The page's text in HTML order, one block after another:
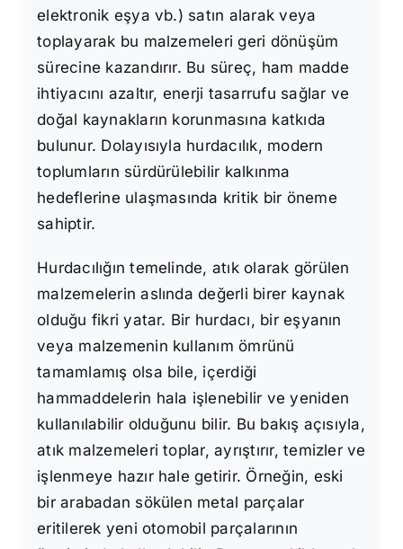
elektronik eşya vb.) satın alarak veya
toplayarak bu malzemeleri geri dönüşüm
sürecine kazandırır. Bu süreç, ham madde
ihtiyacını azaltır, enerji tasarrufu sağlar ve
doğal kaynakların korunmasına katkıda
bulunur. Dolayısıyla hurdacılık, modern
toplumların sürdürülebilir kalkınma
hedeflerine ulaşmasında kritik bir öneme
sahiptir.
Hurdacılığın temelinde, atık olarak görülen
malzemelerin aslında değerli birer kaynak
olduğu fikri yatar. Bir hurdacı, bir eşyanın
veya malzemenin kullanım ömrünü
tamamlamış olsa bile, içerdiği
hammaddelerin hala işlenebilir ve yeniden
kullanılabilir olduğunu bilir. Bu bakış açısıyla,
atık malzemeleri toplar, ayrıştırır, temizler ve
işlenmeye hazır hale getirir. Örneğin, eski
bir arabadan sökülen metal parçalar
eritilerek yeni otomobil parçalarının